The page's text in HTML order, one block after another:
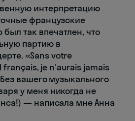
интерпретацию
французские
так впечатлен, что
партию в
«Sans votre
je n'aurais jamais
вашего музыкального
у меня никогда не
— написала мне Анна